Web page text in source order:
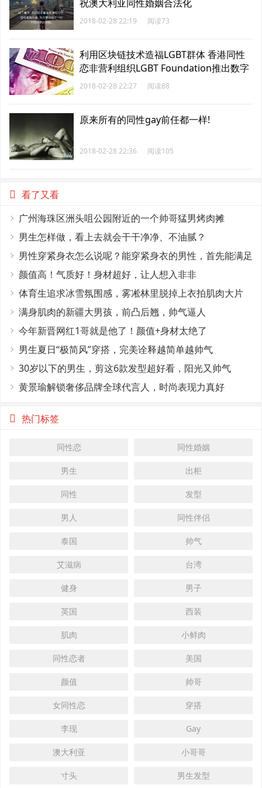
祝澳大利亚同性婚姻合法化
2018-02-28 22:19 阅读73
利用区块链技术造福LGBT群体 香港同性
恋非营利组织LGBT Foundation推出数字
货币“粉币”
2018-02-28 22:27 阅读88
原来所有的同性gay前任都一样!
2018-02-28 22:36 阅读105
看了又看
广州海珠区洲头咀公园附近的一个帅哥猛男烤肉摊
男生怎样做，看上去就会干干净净、不油腻？
男性穿紧身衣怎么说呢？能穿紧身衣的男性，首先能满足
这4个条件
颜值高！气质好！身材超好，让人想入非非
体育生追求冰雪氛围感，雾凇林里脱掉上衣拍肌肉大片
满身肌肉的新疆大男孩，前凸后翘，帅气逼人
今年新晋网红1哥就是他了！颜值+身材太绝了
男生夏日“极简风”穿搭，完美诠释越简单越帅气
30岁以下的男生，剪这6款发型超好看，阳光又帅气
黄景瑜解锁奢侈品牌全球代言人，时尚表现力真好
热门标签
同性恋 同性婚姻
男生 出柜
同性 发型
男人 同性伴侣
泰国 帅气
艾滋病 台湾
健身 男子
英国 西装
肌肉 小鲜肉
同性恋者 美国
颜值 帅哥
女同性恋 穿搭
李现 Gay
澳大利亚 小哥哥
寸头 男生发型